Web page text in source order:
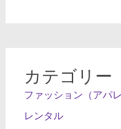
カテゴリー
ファッション（アパレ
レンタル